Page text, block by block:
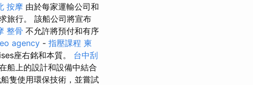
按摩 由於每家運輸公司和
旅行。 該船公司將宣布
整骨 不允許將預付和有序
agency - 指壓課程 柬
座右銘和本質。 台中刮
船上的設計和設備中結合
隻使用環保技術，並嘗試